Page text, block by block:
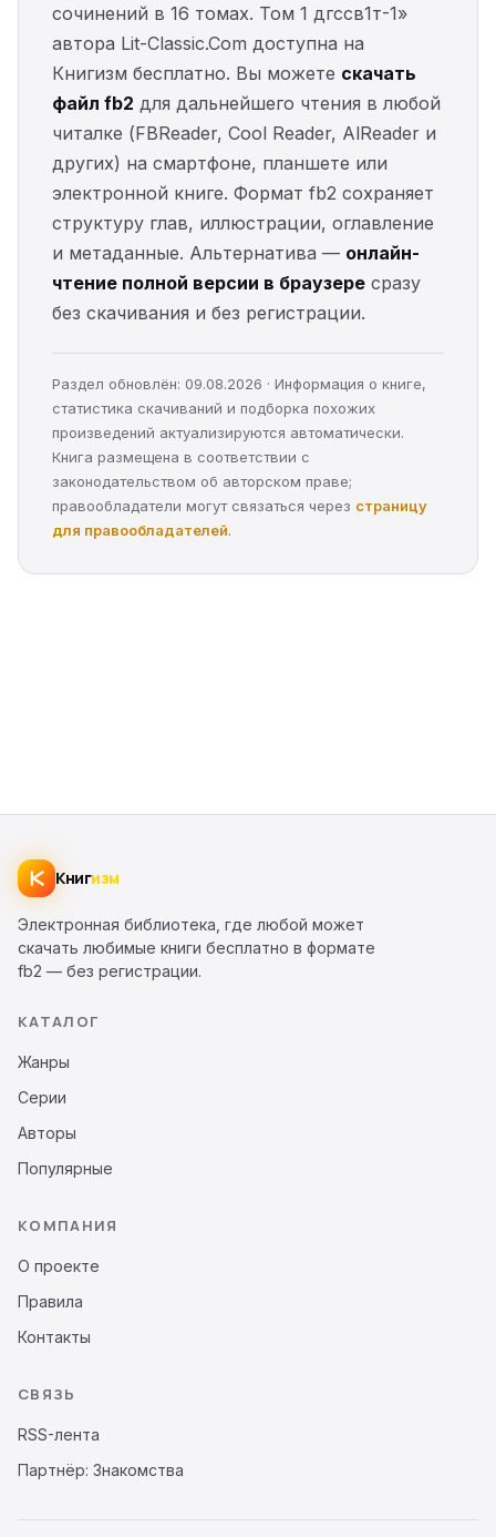
сочинений в 16 томах. Том 1 дгссв1т-1»
автора Lit-Classic.Com доступна на
Книгизм бесплатно. Вы можете скачать
файл fb2 для дальнейшего чтения в любой
читалке (FBReader, Cool Reader, AlReader и
других) на смартфоне, планшете или
электронной книге. Формат fb2 сохраняет
структуру глав, иллюстрации, оглавление
и метаданные. Альтернатива — онлайн-
чтение полной версии в браузере сразу
без скачивания и без регистрации.
Раздел обновлён: 09.08.2026 · Информация о книге,
статистика скачиваний и подборка похожих
произведений актуализируются автоматически.
Книга размещена в соответствии с
законодательством об авторском праве;
правообладатели могут связаться через страницу
для правообладателей.
Книгизм
Электронная библиотека, где любой может
скачать любимые книги бесплатно в формате
fb2 — без регистрации.
КАТАЛОГ
Жанры
Серии
Авторы
Популярные
КОМПАНИЯ
О проекте
Правила
Контакты
СВЯЗЬ
RSS-лента
Партнёр: Знакомства